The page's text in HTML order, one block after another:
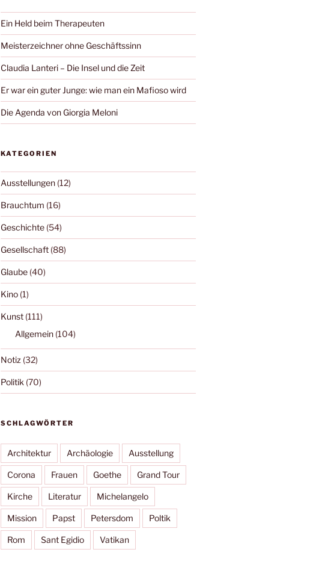
Ein Held beim Therapeuten
Meisterzeichner ohne Geschäftssinn
Claudia Lanteri – Die Insel und die Zeit
Er war ein guter Junge: wie man ein Mafioso wird
Die Agenda von Giorgia Meloni
KATEGORIEN
Ausstellungen(12)
Brauchtum (16)
Geschichte(54)
Gesellschaft(88)
Glaube(40)
Kino(1)
Kunst(111)
Allgemein(104)
Notiz(32)
Politik(70)
SCHLAGWÖRTER
Architektur Archäologie Ausstellung
Corona Frauen Goethe Grand Tour
Kirche Literatur Michelangelo
Mission Papst Petersdom Poltik
Rom Sant Egidio Vatikan